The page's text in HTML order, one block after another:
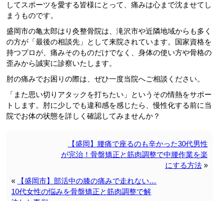
してスポーツを愛する皆様にとって、痛みは心まで沈ませてし
まうものです。
盛岡市の亀太郎はり灸整骨院は、滝沢市や近隣地域からも多く
の方が「最後の相談先」として来院されています。国家資格を
持つプロが、痛みそのものだけでなく、身体の使い方や骨格の
歪みから誠実に診察いたします。
肘の痛みでお困りの際は、ぜひ一度当院へご相談ください。
「また思い切りアタックを打ちたい」というその情熱をサポー
トします。肘に少しでも違和感を感じたら、慢性化する前に当
院でお体の状態を詳しく確認してみませんか？
【盛岡】腰痛で座るのも辛かった30代男性
が完治！骨盤矯正と筋肉調整で中腰作業を楽
にする方法»
«
【盛岡市】部活中の膝の痛みで走れない…
10代女性の悩みを骨盤矯正と筋肉調整で解